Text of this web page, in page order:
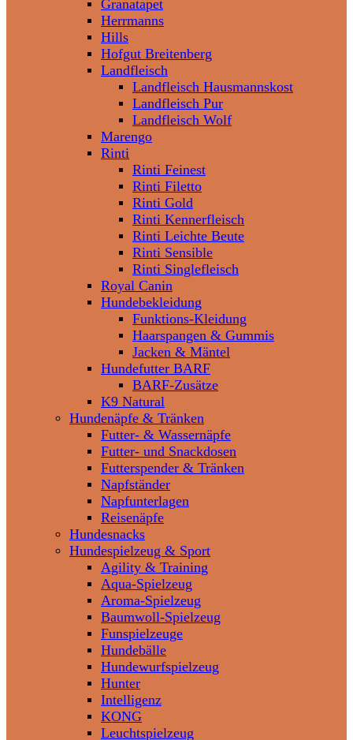
Granatapet
Herrmanns
Hills
Hofgut Breitenberg
Landfleisch
Landfleisch Hausmannskost
Landfleisch Pur
Landfleisch Wolf
Marengo
Rinti
Rinti Feinest
Rinti Filetto
Rinti Gold
Rinti Kennerfleisch
Rinti Leichte Beute
Rinti Sensible
Rinti Singlefleisch
Royal Canin
Hundebekleidung
Funktions-Kleidung
Haarspangen & Gummis
Jacken & Mäntel
Hundefutter BARF
BARF-Zusätze
K9 Natural
Hundenäpfe & Tränken
Futter- & Wassernäpfe
Futter- und Snackdosen
Futterspender & Tränken
Napfständer
Napfunterlagen
Reisenäpfe
Hundesnacks
Hundespielzeug & Sport
Agility & Training
Aqua-Spielzeug
Aroma-Spielzeug
Baumwoll-Spielzeug
Funspielzeuge
Hundebälle
Hundewurfspielzeug
Hunter
Intelligenz
KONG
Leuchtspielzeug